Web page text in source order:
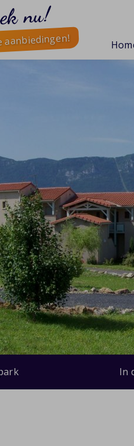
nu!
aanbiedingen!
In